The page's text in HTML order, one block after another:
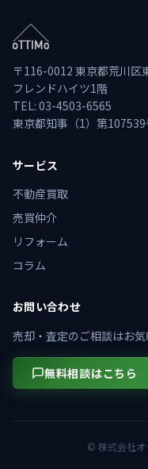
〒116-0012 東京都荒川区
フレンドハイツ1階
TEL: 03-4503-6565
東京都知事（1）第107539
サービス
不動産買取
売買仲介
リフォーム
コラム
お問い合わせ
売却・査定のご相談はお気
無料相談はこちら
© 株式会社オ